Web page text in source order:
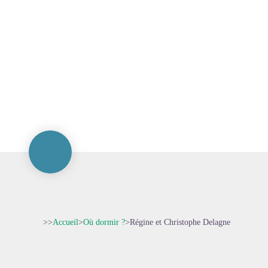
>>Accueil>Où dormir ?>Régine et Christophe Delagne